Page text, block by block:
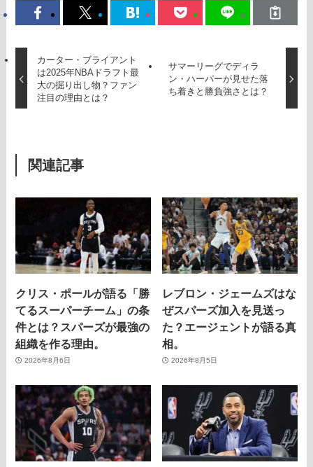
カーター・ブライアント
は2025年NBAドラフト最
大の掘り出し物？ファン
注目の理由とは？
サマーリーグでディラ
ン・ハーパーが見せた落
ち着きと勝負強さとは？
関連記事
クリス・ポールが語る「勝
てるスーパーチーム」の条
件とは？スパーズが最強の
組織を作る理由。
2026年8月6日
レブロン・ジェームズはな
ぜスパーズ加入を見送っ
た？エージェントが語る真
相。
2026年8月5日